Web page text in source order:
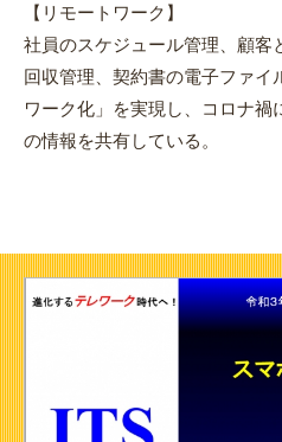
【リモートワーク】
社員のスケジュール管理、顧客
回収管理、契約書の電子ファイ
ワーク化」を実現し、コロナ
の情報を共有している。